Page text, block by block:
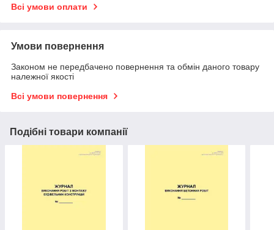
Всі умови оплати
Умови повернення
Законом не передбачено повернення та обмін даного товару
належної якості
Всі умови повернення
Подібні товари компанії